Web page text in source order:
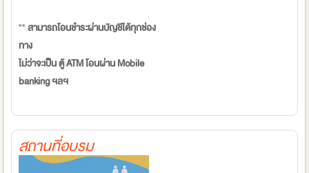
**สามารถโอนชำระผ่านบัญชีได้ทุกช่อง
ทาง
ไม่ว่าจะเป็น ตู้ ATM โอนผ่าน Mobile
banking ฯลฯ
สถานที่อบรม